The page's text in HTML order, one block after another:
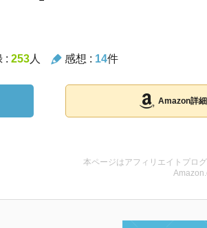
: 253人 感想 : 14件
Amazon詳
本ページはアフィリエイトプロ